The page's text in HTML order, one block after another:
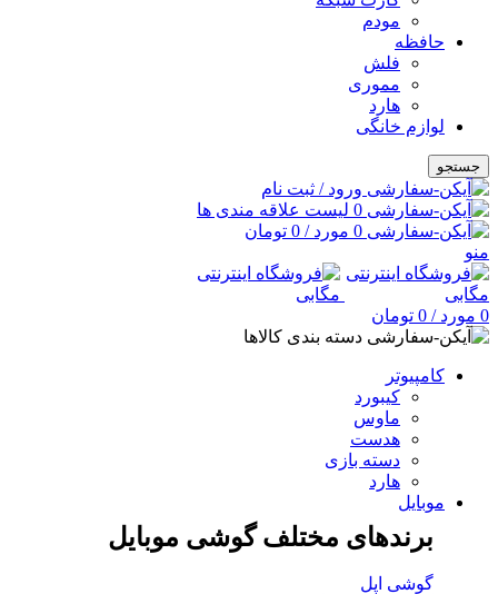
مودم
حافظه
فلش
مموری
هارد
لوازم خانگی
جستجو
ورود / ثبت نام
0 لیست علاقه مندی ها
0 مورد/
0 تومان
منو
0 مورد/
0 تومان
دسته بندی کالاها
کامپیوتر
کیبورد
ماوس
هدست
دسته بازی
هارد
موبایل
برندهای مختلف گوشی موبایل
گوشی اپل